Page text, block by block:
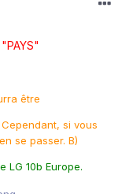
être
si vous
se passer. B)
LG 10b Europe.